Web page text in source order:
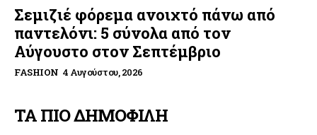
Σεμιζιέ φόρεμα ανοιχτό πάνω από
παντελόνι: 5 σύνολα από τον
Αύγουστο στον Σεπτέμβριο
FASHION 4 Αυγούστου, 2026
ΤΑ ΠΙΟ ΔΗΜΟΦΙΛΗ